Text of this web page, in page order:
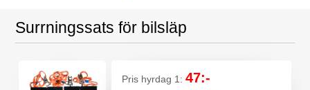
Surrningssats för bilsläp
Pris hyrdag 1:47:-